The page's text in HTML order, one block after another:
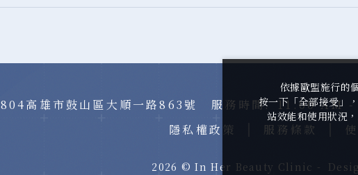
804高雄市鼓山區大順一路863號 服務時間. 11:00 AM -
隱私權政策
服務條款
2026 © In Her Beauty Clinic -
依據歐盟施行的
按一下「全部接受」
站效能和使用狀況